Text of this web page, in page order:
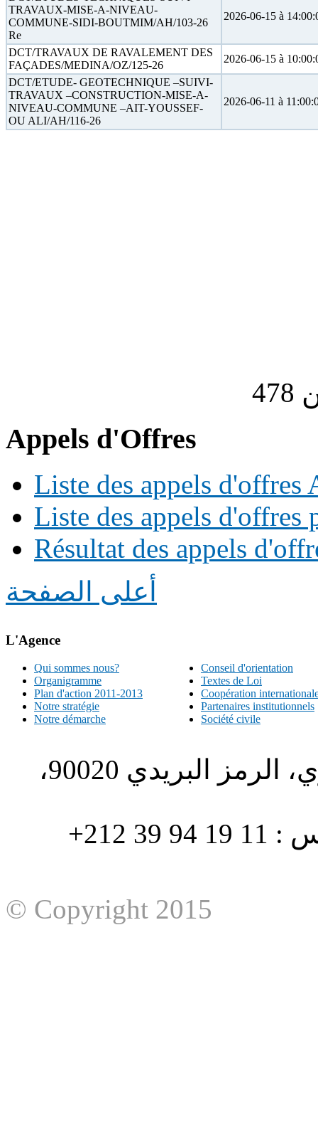
TRAVAUX-MISE-A-NIVEAU-
COMMUNE-SIDI-BOUTMIM/AH/103-26
Re
2026-06-15 à
DCT/TRAVAUX DE RAVALEMENT DES
FAÇADES/MEDINA/OZ/125-26
2026-06-15 à
DCT/ETUDE- GEOTECHNIQUE –SUIVI-
TRAVAUX –CONSTRUCTION-MISE-A-
NIVEAU-COMMUNE –AIT-YOUSSEF-
OU ALI/AH/116-26
2026-06-11 à
Appels d'Offres
Liste des appels d'offres
Liste des appels d'offres
Résultat des appels
أعلى الصفحة
L'Agence
Qui sommes nous?
Organigramme
Plan d'action 2011-2013
Notre stratégie
Notre démarche
Conseil d'orientation
Textes de Loi
Coopération
Partenaires institutionnels
Société civile
الطبري ص.ب. 1196، الحي الاداري، الرمز البريدي 90020،
هاتف : 90/88 32 94 39 212+ فاكس : 11 19 94 39 212+
© Copyright 2015